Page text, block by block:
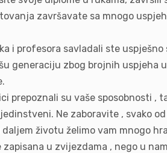
završavate sa mnogo
i profesora savladali ste
generaciju zbog brojnih
prepoznali su vaše sposobnosti
Ne zaboravite , svako
životu želimo vam mnogo
zapisana u zvijezdama , nego u